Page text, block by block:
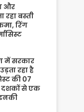
और
रहा बस्ती
रिंग
में सरकार
रहा है
की 07
दशकों से एक